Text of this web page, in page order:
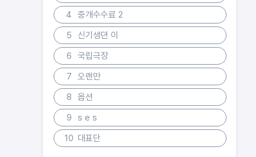
4
중개수수료 2
5
신기생뎐 이
6
국립극장
7
오랜만
8
옵션
9
s e s
10 대표단